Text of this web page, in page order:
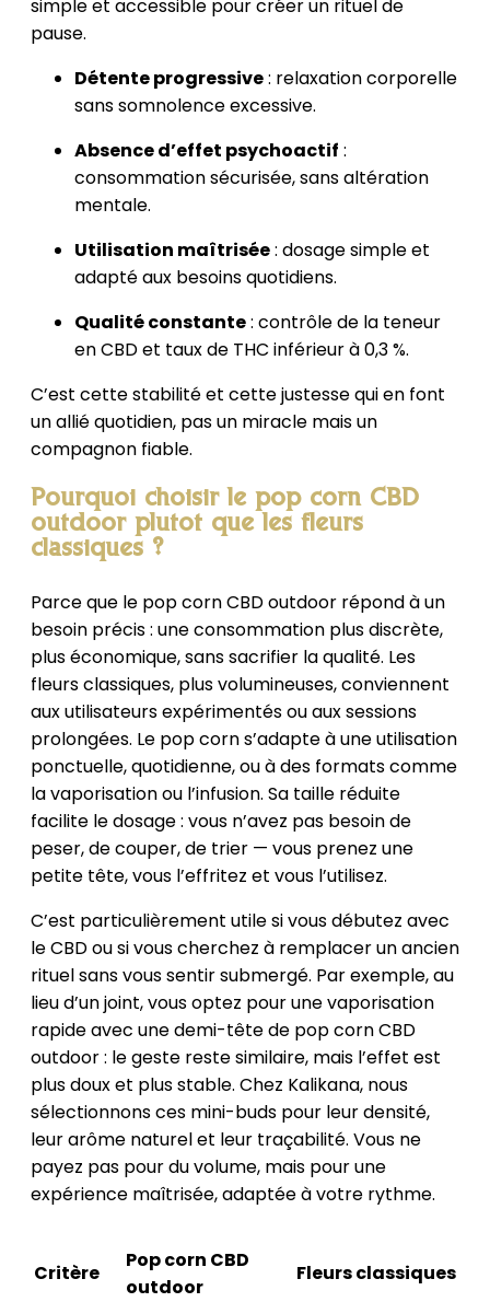
simple et accessible pour créer un rituel de
pause.
Détente progressive: relaxation corporelle
sans somnolence excessive.
Absence d’effet psychoactif :
consommation sécurisée, sans altération
mentale.
Utilisation maîtrisée: dosage simple et
adapté aux besoins quotidiens.
Qualité constante: contrôle de la teneur
en CBD et taux de THC inférieur à 0,3 %.
C’est cette stabilité et cette justesse qui en font
un allié quotidien, pas un miracle mais un
compagnon fiable.
Pourquoi choisir le pop corn CBD
outdoor plutôt que les fleurs
classiques ?
Parce que le pop corn CBD outdoor répond à un
besoin précis : une consommation plus discrète,
plus économique, sans sacrifier la qualité. Les
fleurs classiques, plus volumineuses, conviennent
aux utilisateurs expérimentés ou aux sessions
prolongées. Le pop corn s’adapte à une utilisation
ponctuelle, quotidienne, ou à des formats comme
la vaporisation ou l’infusion. Sa taille réduite
facilite le dosage : vous n’avez pas besoin de
peser, de couper, de trier — vous prenez une
petite tête, vous l’effritez et vous l’utilisez.
C’est particulièrement utile si vous débutez avec
le CBD ou si vous cherchez à remplacer un ancien
rituel sans vous sentir submergé. Par exemple, au
lieu d’un joint, vous optez pour une vaporisation
rapide avec une demi-tête de pop corn CBD
outdoor : le geste reste similaire, mais l’effet est
plus doux et plus stable. Chez Kalikana, nous
sélectionnons ces mini-buds pour leur densité,
leur arôme naturel et leur traçabilité. Vous ne
payez pas pour du volume, mais pour une
expérience maîtrisée, adaptée à votre rythme.
Critère
Pop corn CBD
outdoor
Fleurs classiques